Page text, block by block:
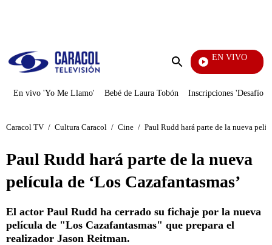
Enviar
EN VIVO
Noticias Caracol
En vivo 'Yo Me Llamo' Bebé de Laura Tobón Inscripciones 'Desafío'
Caracol TV / Cultura Caracol / Cine / Paul Rudd hará parte de la nueva
Paul Rudd hará parte de la nueva
película de ‘Los Cazafantasmas’
El actor Paul Rudd ha cerrado su fichaje por la nueva
película de "Los Cazafantasmas" que prepara el
realizador Jason Reitman.